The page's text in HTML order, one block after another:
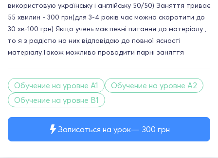
Записаться на урок 300 грн
використовую українську і англійську 50/50) Заняття триває
55 хвилин - 300 грн(для 3-4 років час можна скоротити до
30 хв-100 грн) Якщо учень має певні питання до матеріалу ,
то я з радістю на них відповідаю до повної ясності
матеріалу.Також можливо проводити парні заняття
Обучение на уровне A1
Обучение на уровне A2
Обучение на уровне B1